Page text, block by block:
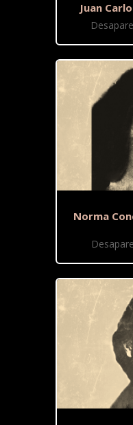
Juan
Norma